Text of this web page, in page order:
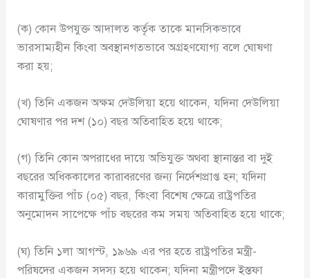
(ক) কোন উপযুক্ত আদালত কর্তৃক তাকে মানসিকভাবে
ভারসাম্যহীন কিংবা অবস্থানগতভাবে অগ্রহণযোগ্য বলে ঘোষণা
করা হয়;
(খ) তিনি একজন অক্ষম দেউলিয়া হয়ে থাকেন, যদিনা দেউলিয়া
ঘোষণার পর দশ (১০) বছর অতিবাহিত হয়ে থাকে;
(গ) তিনি কোন অপরাধের দায়ে অভিযুক্ত অথবা স্থানান্তর বা দুই
বছরের অধিককালের কারাবরণের জন্য নির্দেশপ্রাপ্ত হন; যদিনা
কারামুক্তির পাঁচ (০৫) বছর, কিংবা বিশেষ ক্ষেত্রে রাষ্ট্রপতির
অনুমোদন সাপেক্ষে পাঁচ বছরের কম সময় অতিবাহিত হয়ে থাকে;
(ঘ) তিনি ১লা আগস্ট, ১৯৬৯ এর পর হতে রাষ্ট্রপতির মন্ত্রী-
পরিষদের একজন সদস্য হয়ে থাকেন; যদিনা মন্ত্রীপদে ইস্তফা